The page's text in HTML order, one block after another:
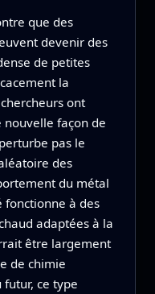
que des
devenir des
de petites
la
ont
façon de
pas le
des
du métal
fonctionne à des
adaptées à la
être largement
de chimie
ce type